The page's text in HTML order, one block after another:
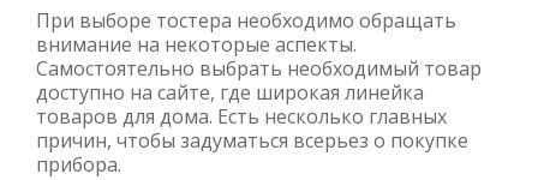
При выборе тостера необходимо обращать
внимание на некоторые аспекты.
Самостоятельно выбрать необходимый товар
доступно на сайте, где широкая линейка
товаров для дома. Есть несколько главных
причин, чтобы задуматься всерьез о покупке
прибора.